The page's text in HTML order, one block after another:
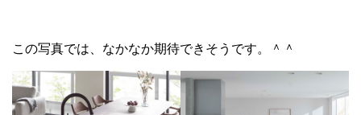
この写真では、なかなか期待できそうです。＾＾